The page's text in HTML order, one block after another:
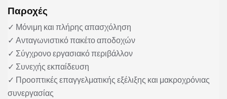
Παροχές
✓ Μόνιμη και πλήρης απασχόληση
✓ Ανταγωνιστικό πακέτο αποδοχών
✓ Σύγχρονο εργασιακό περιβάλλον
✓ Συνεχής εκπαίδευση
✓ Προοπτικές επαγγελματικής εξέλιξης και μακροχρόνιας
συνεργασίας